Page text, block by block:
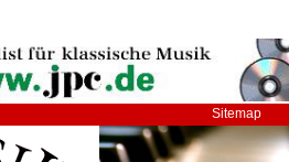
Sitemap